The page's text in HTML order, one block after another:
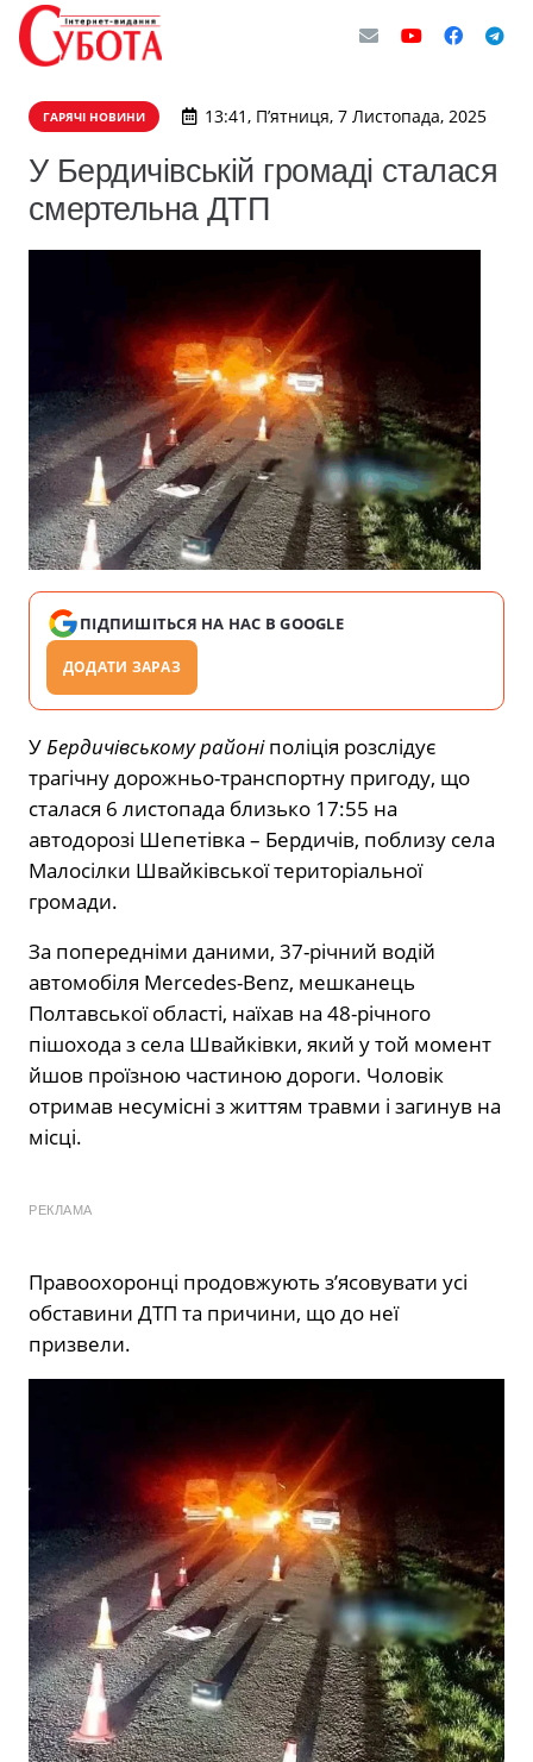
ГАРЯЧІ НОВИНИ 13:41, П’ятниця, 7 Листопада, 2025
У Бердичівській громаді сталася
смертельна ДТП
ПІДПИШІТЬСЯ НА НАС В GOOGLE
ДОДАТИ ЗАРАЗ
УБердичівському районіполіція розслідує
трагічну дорожньо-транспортну пригоду, що
сталася 6 листопада близько 17:55 на
автодорозі Шепетівка – Бердичів, поблизу села
Малосілки Швайківської територіальної
громади.
За попередніми даними, 37-річний водій
автомобіля Mercedes-Benz, мешканець
Полтавської області, наїхав на 48-річного
пішохода з села Швайківки, який у той момент
йшов проїзною частиною дороги. Чоловік
отримав несумісні з життям травми і загинув на
місці.
РЕКЛАМА
Правоохоронці продовжують з’ясовувати усі
обставини ДТП та причини, що до неї
призвели.